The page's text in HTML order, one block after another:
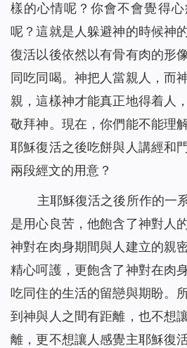
樣的心情呢？你會不會覺得
呢？這就是人躲避神的時候神
復活以後依然以有骨有肉的形
同吃同喝。神把人當親人，而
親，這樣神才能真正地得着人
敬拜神。現在，你們能不能理
耶穌復活之後吃餅與人講經和
兩段經文的用意？
主耶穌復活之後所作的一
是用心良苦，他飽含了神對人
神對在肉身期間與人建立的親
精心呵護，更飽含了神對在肉
吃同住的生活的留戀與期盼。
到神與人之間有距離，也不想
離，更不想讓人感覺主耶穌復